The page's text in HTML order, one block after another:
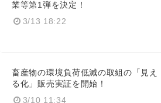
業等第1弾を決定！
3/13 18:22
畜産物の環境負荷低減の取組の「見え
る化」販売実証を開始！
3/10 11:34